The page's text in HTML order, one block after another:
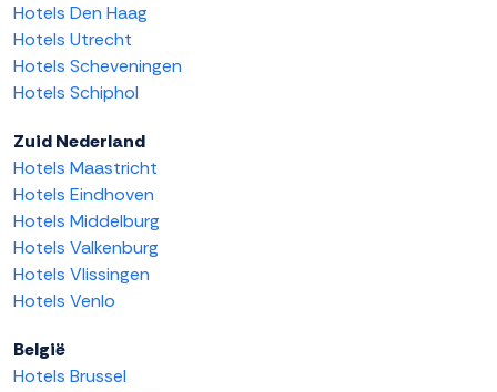
Hotels Den Haag
Hotels Utrecht
Hotels Scheveningen
Hotels Schiphol
Zuid Nederland
Hotels Maastricht
Hotels Eindhoven
Hotels Middelburg
Hotels Valkenburg
Hotels Vlissingen
Hotels Venlo
België
Hotels Brussel